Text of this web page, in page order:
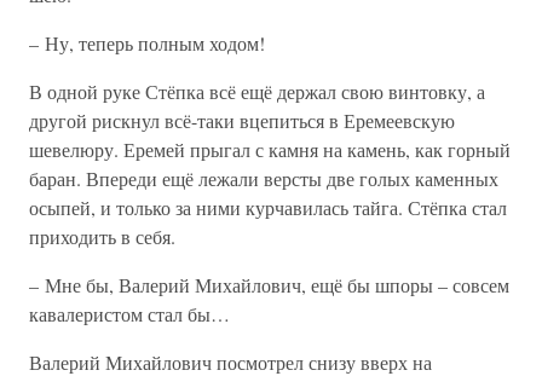
– Ну, теперь полным ходом!
В одной руке Стёпка всё ещё держал свою винтовку, а
другой рискнул всё-таки вцепиться в Еремеевскую
шевелюру. Еремей прыгал с камня на камень, как горный
баран. Впереди ещё лежали версты две голых каменных
осыпей, и только за ними курчавилась тайга. Стёпка стал
приходить в себя.
– Мне бы, Валерий Михайлович, ещё бы шпоры – совсем
кавалеристом стал бы…
Валерий Михайлович посмотрел снизу вверх на